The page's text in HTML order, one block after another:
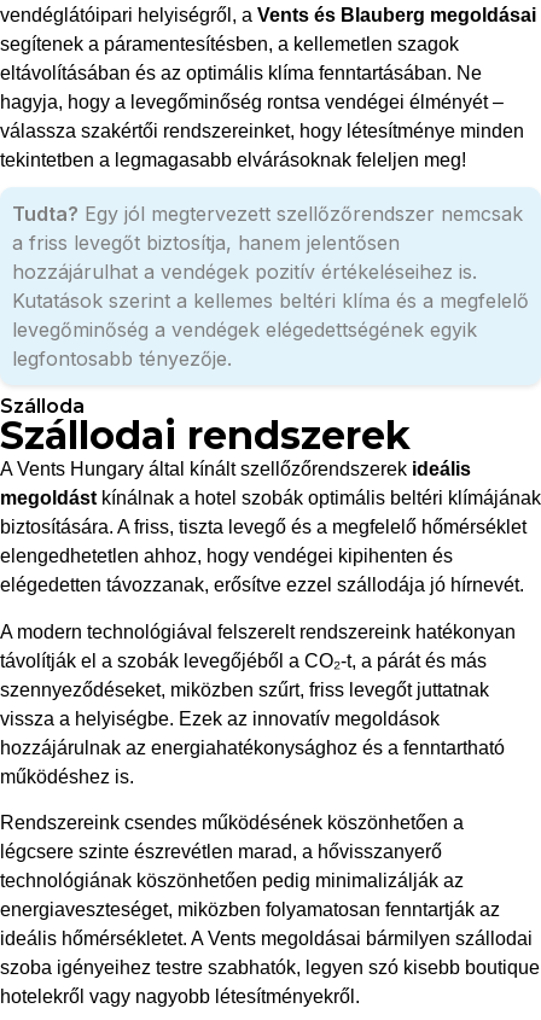
vendéglátóipari helyiségről, a Vents és Blauberg megoldásai
segítenek a páramentesítésben, a kellemetlen szagok
eltávolításában és az optimális klíma fenntartásában. Ne
hagyja, hogy a levegőminőség rontsa vendégei élményét –
válassza szakértői rendszereinket, hogy létesítménye minden
tekintetben a legmagasabb elvárásoknak feleljen meg!
Tudta? Egy jól megtervezett szellőzőrendszer nemcsak
a friss levegőt biztosítja, hanem jelentősen
hozzájárulhat a vendégek pozitív értékeléseihez is.
Kutatások szerint a kellemes beltéri klíma és a megfelelő
levegőminőség a vendégek elégedettségének egyik
legfontosabb tényezője.
Szálloda
Szállodai rendszerek
A Vents Hungary által kínált szellőzőrendszerek ideális
megoldást kínálnak a hotel szobák optimális beltéri klímájának
biztosítására. A friss, tiszta levegő és a megfelelő hőmérséklet
elengedhetetlen ahhoz, hogy vendégei kipihenten és
elégedetten távozzanak, erősítve ezzel szállodája jó hírnevét.
A modern technológiával felszerelt rendszereink hatékonyan
távolítják el a szobák levegőjéből a CO₂-t, a párát és más
szennyeződéseket, miközben szűrt, friss levegőt juttatnak
vissza a helyiségbe. Ezek az innovatív megoldások
hozzájárulnak az energiahatékonysághoz és a fenntartható
működéshez is.
Rendszereink csendes működésének köszönhetően a
légcsere szinte észrevétlen marad, a hővisszanyerő
technológiának köszönhetően pedig minimalizálják az
energiaveszteséget, miközben folyamatosan fenntartják az
ideális hőmérsékletet. A Vents megoldásai bármilyen szállodai
szoba igényeihez testre szabhatók, legyen szó kisebb boutique
hotelekről vagy nagyobb létesítményekről.